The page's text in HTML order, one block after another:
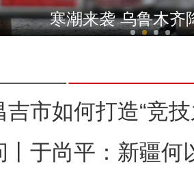
新疆4000亩沙漠盐
寒潮来袭 乌鲁木齐
吉市如何打造“竞
丨于尚平：新疆何